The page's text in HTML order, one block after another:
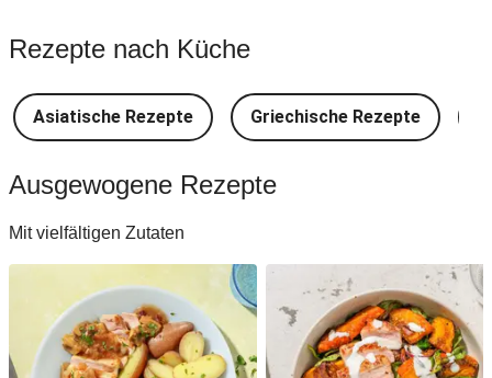
Rezepte nach Küche
Asiatische Rezepte Griechische Rezepte
Ausgewogene Rezepte
Mit vielfältigen Zutaten